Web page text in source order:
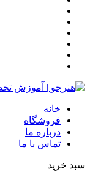
خانه
فروشگاه
درباره ما
تماس با ما
سبد خرید